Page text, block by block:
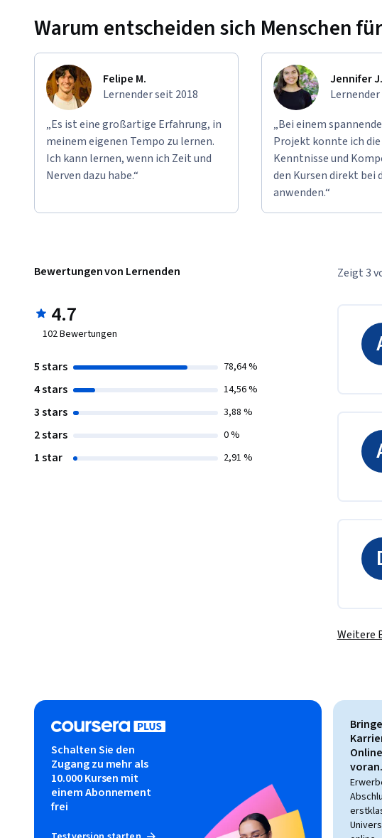
Warum entscheiden sich Menschen
Felipe M.
Lernender seit 2018
„Es ist eine großartige Erfahrung, in
meinem eigenen Tempo zu lernen.
Ich kann lernen, wenn ich Zeit und
Nerven dazu habe.“
Jennifer J.
„Bei einem
Projekt konnte ich die
Kenntnisse und
den Kursen direkt bei
anwenden.“
Bewertungen von Lernenden
4.7
102Bewertungen
5 stars 78,64 %
4 stars 14,56 %
3 stars 3,88 %
2 stars 0 %
1 star 2,91 %
Zeigt 3
Weitere
Schalten Sie den
Zugang zu mehr als
10.000 Kursen mit
einem Abonnement
frei
voran.